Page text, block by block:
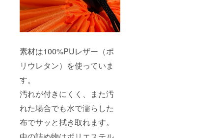
素材は100%PUレザー（ポ
リウレタン）を使っていま
す。
汚れが付きにくく、また汚
れた場合でも水で濡らした
布でサッと拭き取れます。